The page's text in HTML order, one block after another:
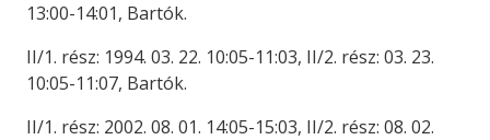
13:00-14:01, Bartók.
II/1. rész: 1994. 03. 22. 10:05-11:03, II/2. rész: 03. 23.
10:05-11:07, Bartók.
II/1. rész: 2002. 08. 01. 14:05-15:03, II/2. rész: 08. 02.